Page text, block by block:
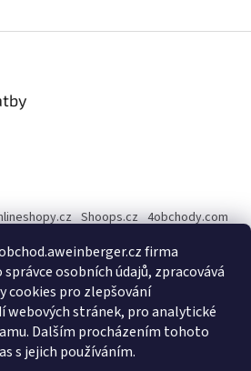
firma
správce osobních údajů, zpracovává
cookies pro zlepšování
stránek, pro analytické
Dalším procházením tohoto
s jejich používáním.
Shoops.cz 4obchody.com
online, srovnání cen - Dobchody.cz
on